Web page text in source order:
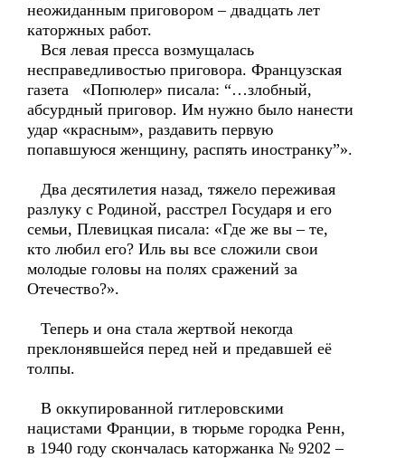
неожиданным приговором – двадцать лет
каторжных работ.
Вся левая пресса возмущалась
несправедливостью приговора. Французская
газета «Попюлер» писала: “…злобный,
абсурдный приговор. Им нужно было нанести
удар «красным», раздавить первую
попавшуюся женщину, распять иностранку”».
Два десятилетия назад, тяжело переживая
разлуку с Родиной, расстрел Государя и его
семьи, Плевицкая писала: «Где же вы – те,
кто любил его? Иль вы все сложили свои
молодые головы на полях сражений за
Отечество?».
Теперь и она стала жертвой некогда
преклонявшейся перед ней и предавшей её
толпы.
В оккупированной гитлеровскими
нацистами Франции, в тюрьме городка Ренн,
в 1940 году скончалась каторжанка № 9202 –